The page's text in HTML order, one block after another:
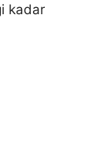
kadar